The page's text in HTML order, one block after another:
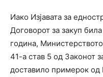
Иако Изјавата за
Договорот за закуп
година,
41-а став 5 од Законот
доставило примерок од